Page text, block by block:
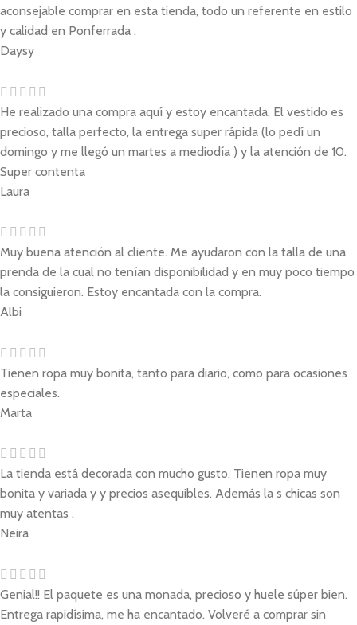
aconsejable comprar en esta tienda, todo un referente en estilo
y calidad en Ponferrada .
Daysy
He realizado una compra aquí y estoy encantada. El vestido es
precioso, talla perfecto, la entrega super rápida (lo pedí un
domingo y me llegó un martes a mediodía ) y la atención de 10.
Super contenta
Laura
Muy buena atención al cliente. Me ayudaron con la talla de una
prenda de la cual no tenían disponibilidad y en muy poco tiempo
la consiguieron. Estoy encantada con la compra.
Albi
Tienen ropa muy bonita, tanto para diario, como para ocasiones
especiales.
Marta
La tienda está decorada con mucho gusto. Tienen ropa muy
bonita y variada y y precios asequibles. Además la s chicas son
muy atentas .
Neira
Genial!! El paquete es una monada, precioso y huele súper bien.
Entrega rapidísima, me ha encantado. Volveré a comprar sin